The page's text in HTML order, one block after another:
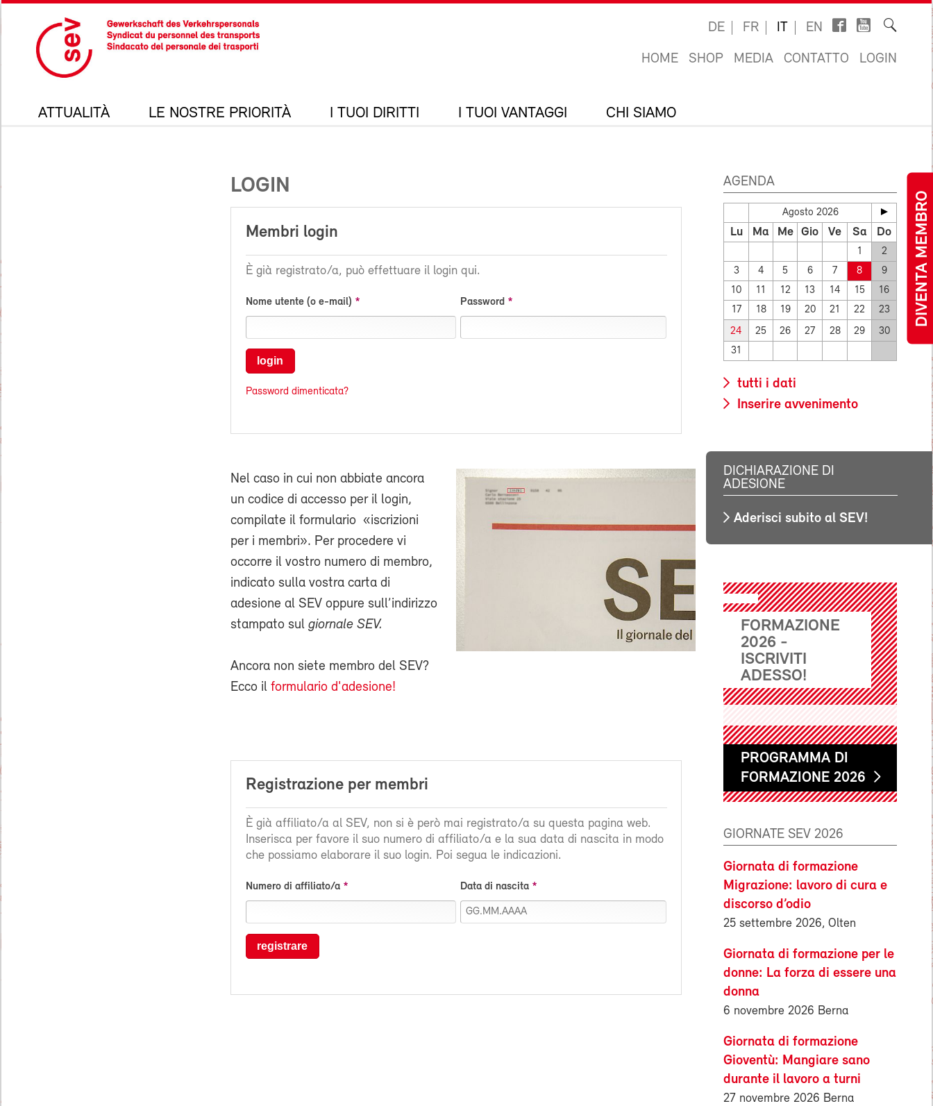
DIVENTA MEMBRO
DE FR IT EN
HOME SHOP MEDIA CONTATTO LOGIN
ATTUALITÀ LE NOSTRE PRIORITÀ I TUOI DIRITTI I TUOI VANTAGGI CHI SIAMO
LOGIN
Membri login
È già registrato/a, può effettuare il login qui.
Nome utente (o e-mail) Password
login
Password dimenticata?
Nel caso in cui non abbiate ancora
un codice di accesso per il login,
compilate il formulario «iscrizioni
per i membri». Per procedere vi
occorre il vostro numero di membro,
indicato sulla vostra carta di
adesione al SEV oppure sull’indirizzo
stampato sul giornale SEV.
Ancora non siete membro del SEV?
Ecco il formulario d'adesione!
Registrazione per membri
È già affiliato/a al SEV, non si è però mai registrato/a su questa pagina web.
Inserisca per favore il suo numero di affiliato/a e la sua data di nascita in modo
che possiamo elaborare il suo login. Poi segua le indicazioni.
Numero di affiliato/a Data di nascita
registrare
AGENDA
Agosto 2026
Lu Ma Me Gio Ve Sa Do
1
2
3
4 5 6 7 8
9
10
11 12 13 14 15
16
17
18 19 20 21 22 23
24 25 26 27 28 29
30
31
tutti i dati
Inserire avvenimento
DICHIARAZIONE DI
ADESIONE
Aderisci subito al SEV!
FORMAZIONE
2026 -
ISCRIVITI
ADESSO!
PROGRAMMA DI
FORMAZIONE 2026
GIORNATE SEV 2026
Giornata di formazione
Migrazione: lavoro di cura e
discorso d’odio
25 settembre 2026, Olten
Giornata di formazione per le
donne: La forza di essere una
donna
6 novembre 2026 Berna
Giornata di formazione
Gioventù: Mangiare sano
durante il lavoro a turni
27 novembre 2026 Berna